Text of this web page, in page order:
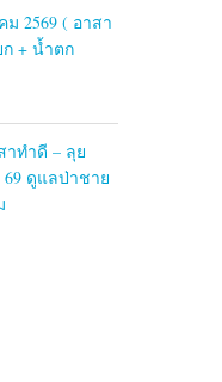
2569 ( อาสา
+ น้ำตก
าทำดี – ลุย
ดูแลป่าชาย